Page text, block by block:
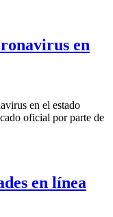
en
en el estado
oficial por parte de
en línea